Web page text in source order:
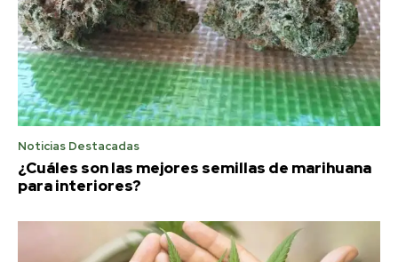
Noticias Destacadas
¿Cuáles son las mejores semillas de marihuana
para interiores?